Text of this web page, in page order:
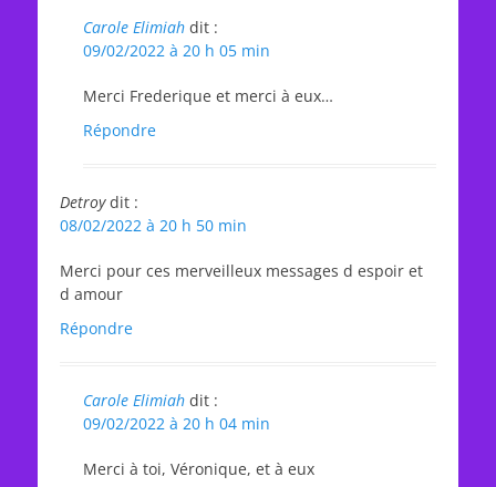
Carole Elimiah dit :
09/02/2022 à 20 h 05 min
Merci Frederique et merci à eux…
Répondre
Detroy dit :
08/02/2022 à 20 h 50 min
Merci pour ces merveilleux messages d espoir et
d amour
Répondre
Carole Elimiah dit :
09/02/2022 à 20 h 04 min
Merci à toi, Véronique, et à eux